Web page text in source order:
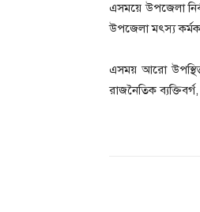
এসময়ে উপজেলা
উপজেলা মৎস্য
এসময় আরো উপস্থিত
রাজনৈতিক